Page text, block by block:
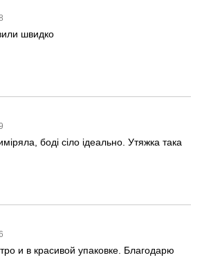
швидко
боді сіло ідеально. Утяжка така
и в красивой упаковке. Благодарю